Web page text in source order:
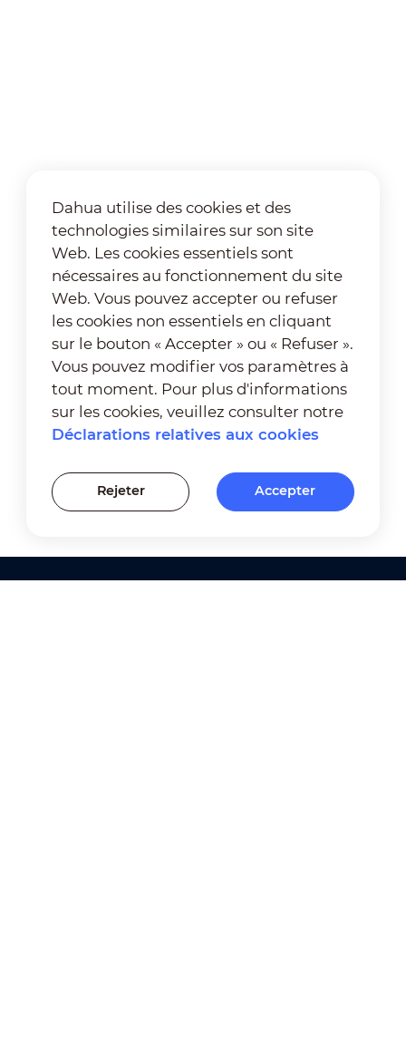
Dahua utilise des cookies et des
technologies similaires sur son site
Web. Les cookies essentiels sont
nécessaires au fonctionnement du site
Web. Vous pouvez accepter ou refuser
les cookies non essentiels en cliquant
sur le bouton « Accepter » ou « Refuser ».
Vous pouvez modifier vos paramètres à
tout moment. Pour plus d'informations
sur les cookies, veuillez consulter notre
Déclarations relatives aux cookies
Rejeter Accepter